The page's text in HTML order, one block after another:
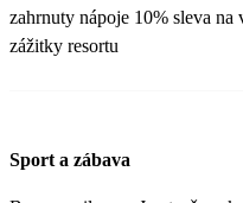
zahrnuty nápoje 10% sleva
zážitky resortu
Sport a zábava